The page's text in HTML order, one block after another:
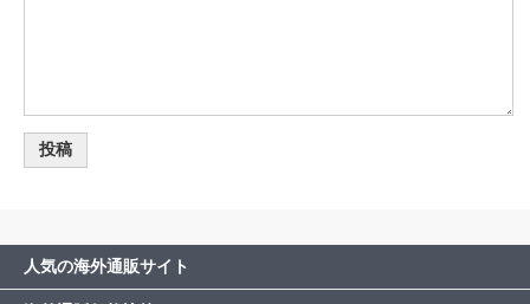
人気の海外通販サイト